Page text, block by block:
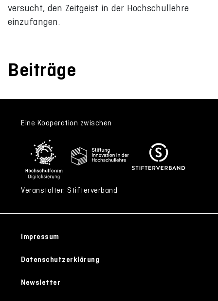
versucht, den Zeitgeist in der Hochschullehre
einzufangen.
Beiträge
Eine Kooperation zwischen
Veranstalter: Stifterverband
Impressum
Datenschutzerklärung
Newsletter